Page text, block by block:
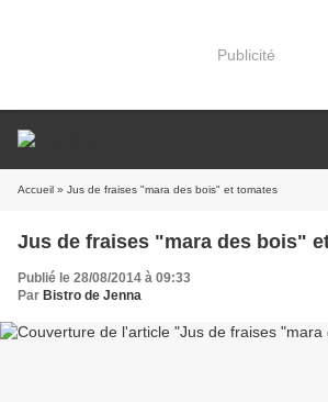
Publicité
Accueil » Jus de fraises "mara des bois" et tomates
Jus de fraises "mara des bois"
Publié le 28/08/2014 à 09:33
Par Bistro de Jenna